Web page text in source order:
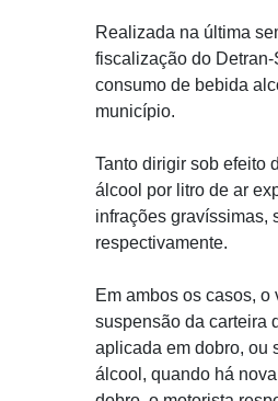
Realizada na última
fiscalização do
consumo de bebida
município.
Tanto dirigir sob efeito
álcool por litro de ar
infrações gravíssimas,
respectivamente.
Em ambos os casos,
suspensão da carteira
aplicada em dobro, ou
álcool, quando há